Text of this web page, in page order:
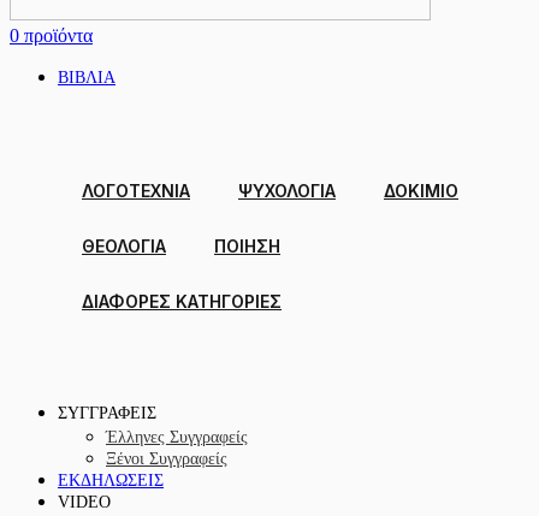
0 προϊόντα
ΒΙΒΛΙΑ
ΛΟΓΟΤΕΧΝΙΑ ΨΥΧΟΛΟΓΙΑ ΔΟΚΙΜΙΟ
ΘΕΟΛΟΓΙΑ ΠΟΙΗΣΗ
ΔΙΑΦΟΡΕΣ ΚΑΤΗΓΟΡΙΕΣ
ΣΥΓΓΡΑΦΕΙΣ
Έλληνες Συγγραφείς
Ξένοι Συγγραφείς
ΕΚΔΗΛΩΣΕΙΣ
VIDEO